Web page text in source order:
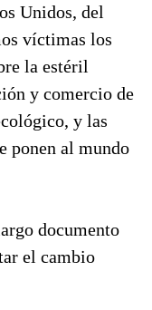
Unidos, del
víctimas los
la estéril
y comercio de
y las
ponen al mundo
documento
el cambio